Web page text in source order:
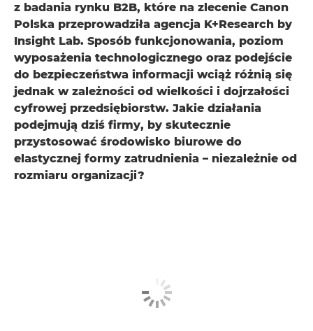
z badania rynku B2B, które na zlecenie Canon
Polska przeprowadziła agencja K+Research by
Insight Lab. Sposób funkcjonowania, poziom
wyposażenia technologicznego oraz podejście
do bezpieczeństwa informacji wciąż różnią się
jednak w zależności od wielkości i dojrzałości
cyfrowej przedsiębiorstw. Jakie działania
podejmują dziś firmy, by skutecznie
przystosować środowisko biurowe do
elastycznej formy zatrudnienia – niezależnie od
rozmiaru organizacji?